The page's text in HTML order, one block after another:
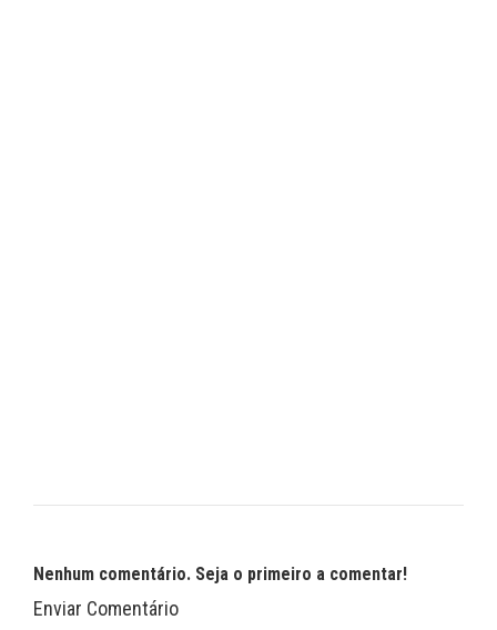
Nenhum comentário. Seja o primeiro a comentar!
Enviar Comentário